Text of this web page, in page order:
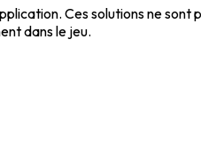
Ces solutions ne sont
dans le jeu.